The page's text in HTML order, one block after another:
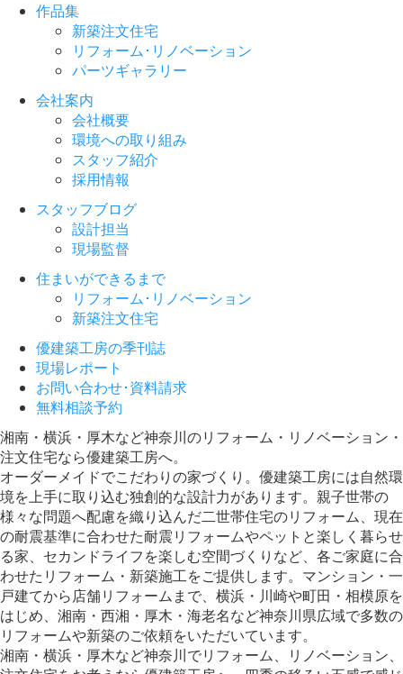
作品集
新築注文住宅
リフォーム･リノベーション
パーツギャラリー
会社案内
会社概要
環境への取り組み
スタッフ紹介
採用情報
スタッフブログ
設計担当
現場監督
住まいができるまで
リフォーム･リノベーション
新築注文住宅
優建築工房の季刊誌
現場レポート
お問い合わせ･資料請求
無料相談予約
湘南・横浜・厚木など神奈川のリフォーム・リノベーション・
注文住宅なら優建築工房へ。
オーダーメイドでこだわりの家づくり。優建築工房には自然環
境を上手に取り込む独創的な設計力があります。親子世帯の
様々な問題へ配慮を織り込んだ二世帯住宅のリフォーム、現在
の耐震基準に合わせた耐震リフォームやペットと楽しく暮らせ
る家、セカンドライフを楽しむ空間づくりなど、各ご家庭に合
わせたリフォーム・新築施工をご提供します。マンション・一
戸建てから店舗リフォームまで、横浜・川崎や町田・相模原を
はじめ、湘南・西湘・厚木・海老名など神奈川県広域で多数の
リフォームや新築のご依頼をいただいています。
湘南・横浜・厚木など神奈川でリフォーム、リノベーション、